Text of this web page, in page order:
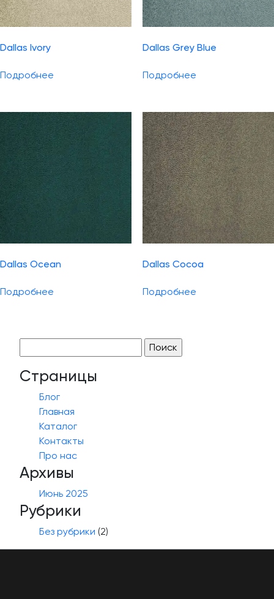
Dallas Ivory
Подробнее
Dallas Grey Blue
Подробнее
Dallas Ocean
Подробнее
Dallas Cocoa
Подробнее
Страницы
Блог
Главная
Каталог
Контакты
Про нас
Архивы
Июнь 2025
Рубрики
Без рубрики (2)